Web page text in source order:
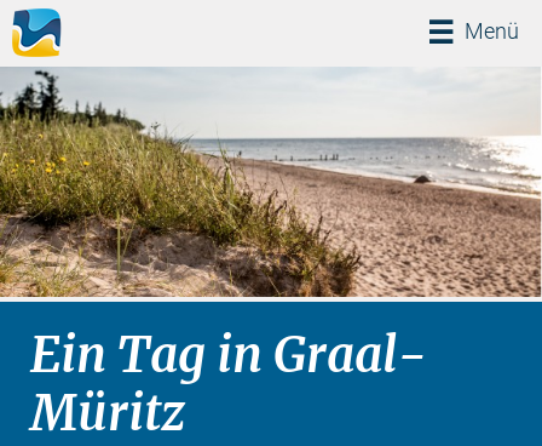
Menü
Menü
Ein Tag in Graal-
Müritz